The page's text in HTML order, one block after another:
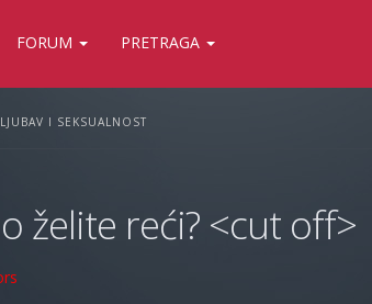
FORUM PRETRAGA
LJUBAV I SEKSUALNOST
želite reći? <cut off>